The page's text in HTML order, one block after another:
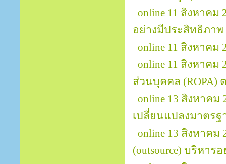
online 11 สิงหาค
อย่างมีประสิทธิภาพ
online 11 สิงหาค
online 11 สิงหาค
ส่วนบุคคล (ROPA)
online 13 สิงหาคม
เปลี่ยนแปลงมาตร
online 13 สิงหาค
(outsource) บริหารอ